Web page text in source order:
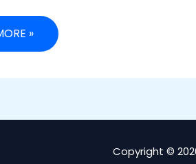
»
Copyright ©